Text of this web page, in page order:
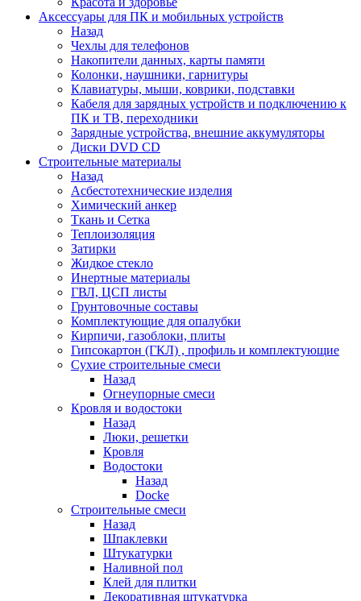
Аксессуары для ПК и мобильных устройств
Назад
Чехлы для телефонов
Накопители данных, карты памяти
Колонки, наушники, гарнитуры
Клавиатуры, мыши, коврики, подставки
Кабеля для зарядных устройств и подключению к
ПК и ТВ, переходники
Зарядные устройства, внешние аккумуляторы
Диски DVD CD
Строительные материалы
Назад
Асбестотехнические изделия
Химический анкер
Ткань и Сетка
Теплоизоляция
Затирки
Жидкое стекло
Инертные материалы
ГВЛ, ЦСП листы
Грунтовочные составы
Комплектующие для опалубки
Кирпичи, газоблоки, плиты
Гипсокартон (ГКЛ) , профиль и комплектующие
Сухие строительные смеси
Назад
Огнеупорные смеси
Кровля и водостоки
Назад
Люки, решетки
Кровля
Водостоки
Назад
Docke
Строительные смеси
Назад
Шпаклевки
Штукатурки
Наливной пол
Клей для плитки
Декоративная штукатурка